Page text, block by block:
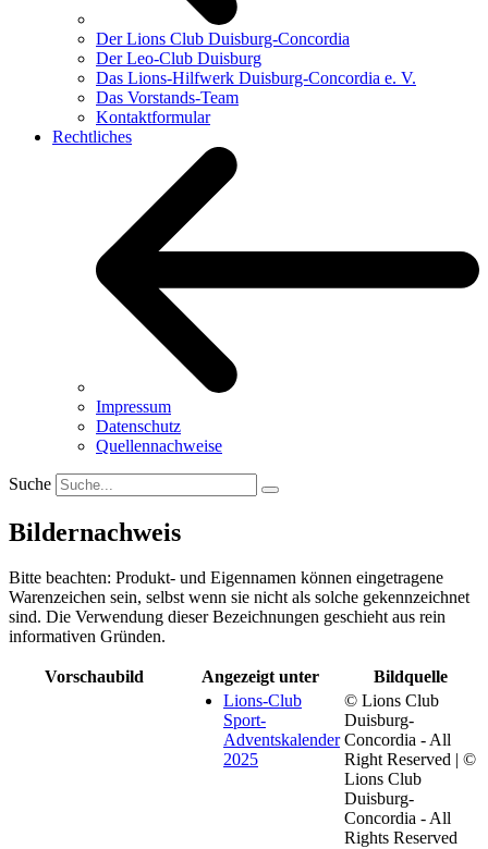
Der Lions Club Duisburg-Concordia
Der Leo-Club Duisburg
Das Lions-Hilfwerk Duisburg-Concordia e. V.
Das Vorstands-Team
Kontaktformular
Rechtliches
Impressum
Datenschutz
Quellennachweise
Suche
Bildernachweis
Bitte beachten: Produkt- und Eigennamen können eingetragene
Warenzeichen sein, selbst wenn sie nicht als solche gekennzeichnet
sind. Die Verwendung dieser Bezeichnungen geschieht aus rein
informativen Gründen.
Vorschaubild Angezeigt unter
Bildquelle
Lions-Club
Sport-
Adventskalender
2025
© Lions Club
Duisburg-
Concordia - All
Right Reserved | ©
Lions Club
Duisburg-
Concordia - All
Rights Reserved